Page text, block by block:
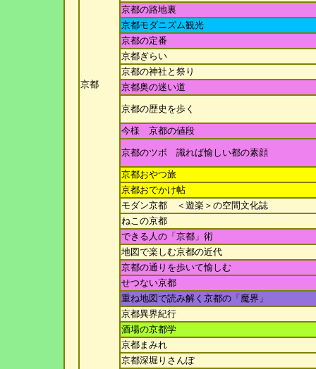
京都
京都の路地裏
京都モダニズム観光
京都の定番
京都ぎらい
京都の神社と祭り
京都奥の迷い道
京都の歴史を歩く
今様 京都の値段
京都のツボ 識れば愉しい都の素顔
京都おやつ旅
京都おでかけ帖
モダン京都 ＜遊楽＞の空間文化誌
ねこの京都
できる人の「京都」術
地図で楽しむ京都の近代
京都の通りを歩いて愉しむ
せつない京都
重ね地図で読み解く京都の「魔界」
京都異界紀行
酒場の京都学
京都まみれ
京都深堀りさんぽ